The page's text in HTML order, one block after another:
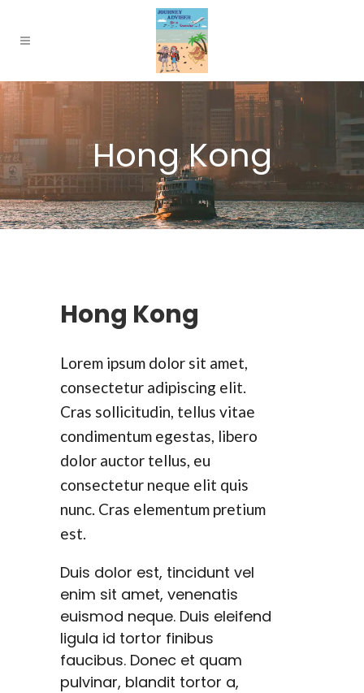
Hong Kong
Hong Kong
Lorem ipsum dolor sit amet,
consectetur adipiscing elit.
Cras sollicitudin, tellus vitae
condimentum egestas, libero
dolor auctor tellus, eu
consectetur neque elit quis
nunc. Cras elementum pretium
est.
Duis dolor est, tincidunt vel
enim sit amet, venenatis
euismod neque. Duis eleifend
ligula id tortor finibus
faucibus. Donec et quam
pulvinar, blandit tortor a,